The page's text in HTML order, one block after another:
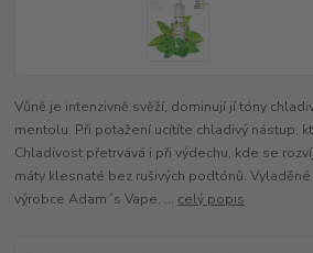
Vůně je intenzivně svěží, dominují jí tóny
mentolu. Při potažení ucítíte chladivý nástup,
Chladivost přetrvává i při výdechu, kde se
máty klesnaté bez rušivých podtónů.
výrobce Adam´s Vape. ... celý popis